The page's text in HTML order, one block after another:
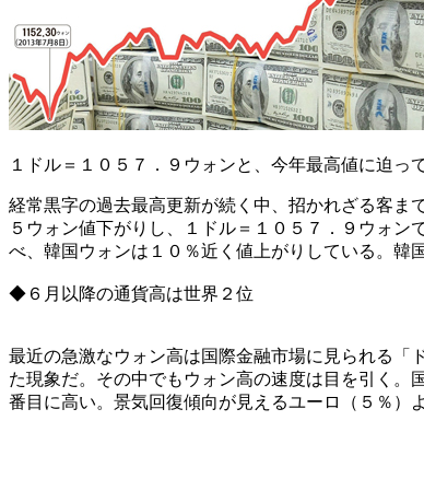
１ドル＝１０５７．９ウォンと、今年最高値に迫っ
経常黒字の過去最高更新が続く中、招かれざる客ま
５ウォン値下がりし、１ドル＝１０５７．９ウォ
べ、韓国ウォンは１０％近く値上がりしている。韓
◆６月以降の通貨高は世界２位
最近の急激なウォン高は国際金融市場に見られる「
た現象だ。その中でもウォン高の速度は目を引く。
番目に高い。景気回復傾向が見えるユーロ（５％）